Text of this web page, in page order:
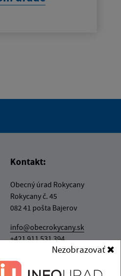
Nezobrazovať
Kontakt:
Obecný úrad Rokycany
Rokycany č. 45
082 41 pošta Bajerov
info@obecrokycany.sk
+421 911 531 394
IČO: 00327701